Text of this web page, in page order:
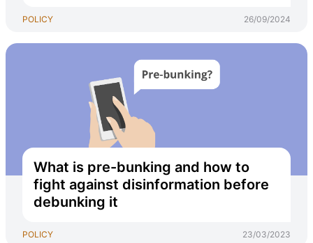
POLICY 26/09/2024
What is pre-bunking and how to
fight against disinformation before
debunking it
POLICY 23/03/2023